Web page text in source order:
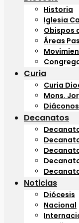
Historia
Iglesia
Obispos
Áreas
Curia
Curia
Mons.
Diáconos
Decanatos
Noticias
Diócesis
Nacional